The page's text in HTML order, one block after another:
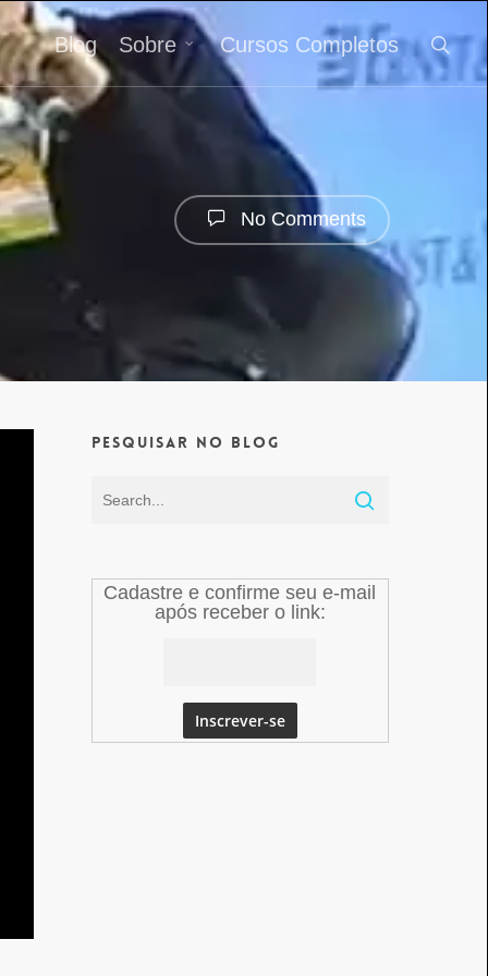
Blog Sobre Cursos Completos
No Comments
Pesquisar no Blog
Cadastre e confirme seu e-mail
após receber o link: